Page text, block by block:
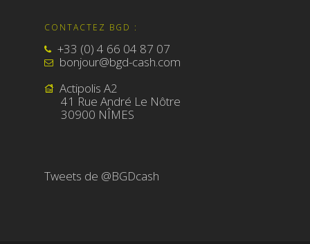
CONTACTEZ BGD :
+33 (0) 4 66 04 87 07
bonjour@bgd-cash.com
Actipolis A2
41 Rue André Le Nôtre
30900 NÎMES
Tweets de @BGDcash